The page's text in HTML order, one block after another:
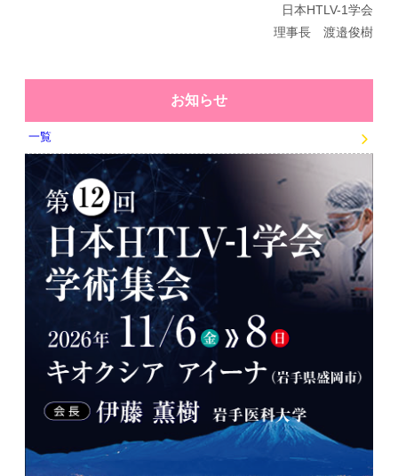
日本HTLV-1学会
理事長 渡邉俊樹
お知らせ
一覧